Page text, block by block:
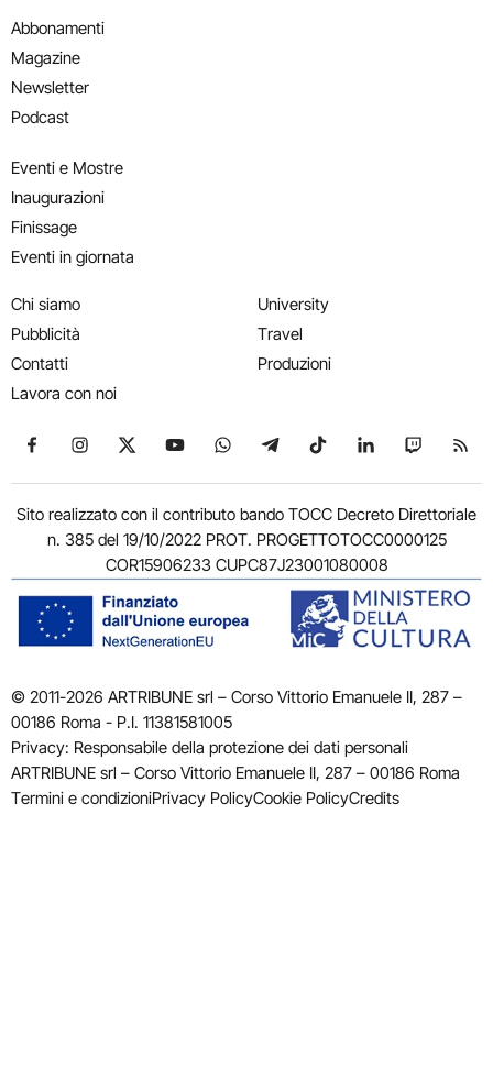
Abbonamenti
Magazine
Newsletter
Podcast
Eventi e Mostre
Inaugurazioni
Finissage
Eventi in giornata
Chi siamo
Pubblicità
Contatti
Lavora con noi
University
Travel
Produzioni
Seguici su Facebook
Seguici su Instagram
Seguici su X
Seguici su YouTube
Seguici su WhatsApp
Seguici su Telegram
Seguici su TikTok
Seguici su
Seguici
Sito realizzato con il contributo bando TOCC Decreto Direttoriale
n. 385 del 19/10/2022 PROT. PROGETTOTOCC0000125
COR15906233 CUPC87J23001080008
© 2011-2026 ARTRIBUNE srl – Corso Vittorio Emanuele II, 287 –
00186 Roma - P.I. 11381581005
Privacy: Responsabile della protezione dei dati personali
ARTRIBUNE srl – Corso Vittorio Emanuele II, 287 – 00186 Roma
Termini e condizioniPrivacy PolicyCookie PolicyCredits